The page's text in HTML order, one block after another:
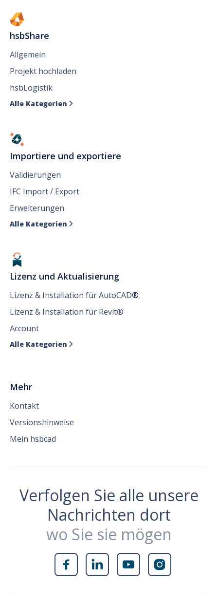
hsbShare
Allgemein
Projekt hochladen
hsbLogistik
Alle Kategorien 
Importiere und exportiere
Validierungen
IFC Import / Export
Erweiterungen
Alle Kategorien 
Lizenz und Aktualisierung
Lizenz & Installation für AutoCAD®
Lizenz & Installation für Revit®
Account
Alle Kategorien 
Mehr
Kontakt
Versionshinweise
Mein hsbcad
Verfolgen Sie alle unsere
Nachrichten dort
wo Sie sie mögen
   